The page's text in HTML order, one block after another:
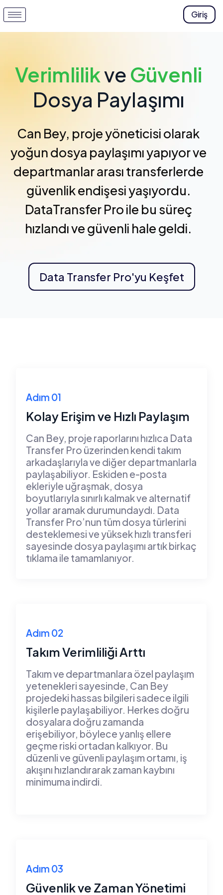
Giriş
VerimlilikveGüvenli
Dosya Paylaşımı
Can Bey, proje yöneticisi olarak
yoğun dosya paylaşımı yapıyor ve
departmanlar arası transferlerde
güvenlik endişesi yaşıyordu.
DataTransfer Pro ile bu süreç
hızlandı ve güvenli hale geldi.
Data Transfer Pro'yu Keşfet
Adım 01
Kolay Erişim ve Hızlı Paylaşım
Can Bey, proje raporlarını hızlıca Data
Transfer Pro üzerinden kendi takım
arkadaşlarıyla ve diğer departmanlarla
paylaşabiliyor. Eskiden e-posta
ekleriyle uğraşmak, dosya
boyutlarıyla sınırlı kalmak ve alternatif
yollar aramak durumundaydı. Data
Transfer Pro’nun tüm dosya türlerini
desteklemesi ve yüksek hızlı transferi
sayesinde dosya paylaşımı artık birkaç
tıklama ile tamamlanıyor.
Adım 02
Takım Verimliliği Arttı
Takım ve departmanlara özel paylaşım
yetenekleri sayesinde, Can Bey
projedeki hassas bilgileri sadece ilgili
kişilerle paylaşabiliyor. Herkes doğru
dosyalara doğru zamanda
erişebiliyor, böylece yanlış ellere
geçme riski ortadan kalkıyor. Bu
düzenli ve güvenli paylaşım ortamı, iş
akışını hızlandırarak zaman kaybını
minimuma indirdi.
Adım 03
Güvenlik ve Zaman Yönetimi